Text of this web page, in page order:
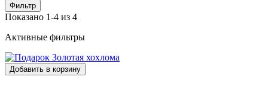
Фильтр
Показано 1-4 из 4
Активные фильтры
Добавить в корзину